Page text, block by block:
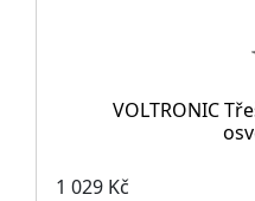
VOLTRONIC
1 029 Kč